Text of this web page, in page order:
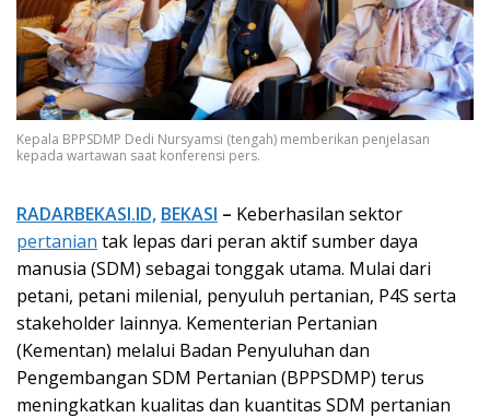
Kepala BPPSDMP Dedi Nursyamsi (tengah) memberikan penjelasan
kepada wartawan saat konferensi pers.
RADARBEKASI.ID, BEKASI – Keberhasilan sektor
pertanian tak lepas dari peran aktif sumber daya
manusia (SDM) sebagai tonggak utama. Mulai dari
petani, petani milenial, penyuluh pertanian, P4S serta
stakeholder lainnya. Kementerian Pertanian
(Kementan) melalui Badan Penyuluhan dan
Pengembangan SDM Pertanian (BPPSDMP) terus
meningkatkan kualitas dan kuantitas SDM pertanian